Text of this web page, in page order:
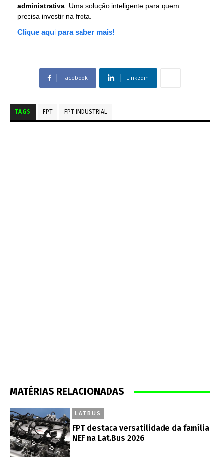
administrativa . Uma solução inteligente para quem
precisa investir na frota.
Clique aqui para saber mais!
Facebook Linkedin
TAGS FPT FPT INDUSTRIAL
MATÉRIAS RELACIONADAS
LATBUS
FPT destaca versatilidade da família
NEF na Lat.Bus 2026